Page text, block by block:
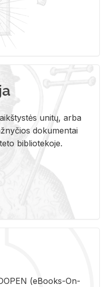
unitų, arba
dokumentai
bibliotekoje.
(eBo­oks-On-